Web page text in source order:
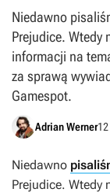
Niedawno
Prejudice. Wtedy
informacji na
za sprawą
Gamespot.
Adrian Werner
Niedawno
Prejudice. Wtedy